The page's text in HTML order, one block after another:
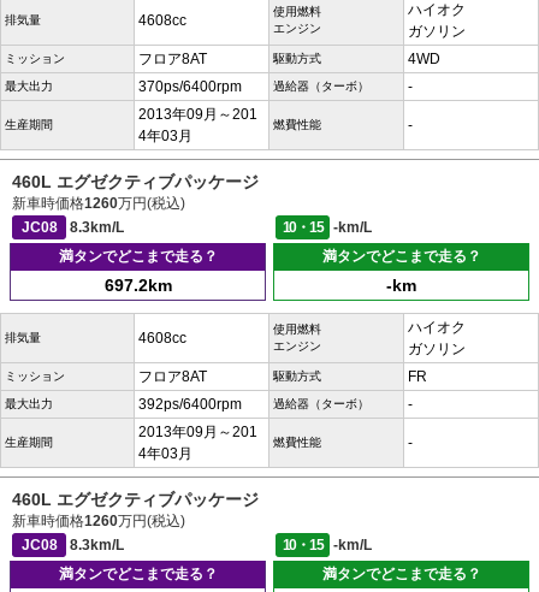
排気量 4608cc
使用燃料
エンジン
ハイオク
ガソリン
ミッション フロア8AT 駆動方式 4WD
最大出力 370ps/6400rpm 過給器（ターボ） -
生産期間
2013年09月～201
4年03月
燃費性能 -
460L エグゼクティブパッケージ
新車時価格1260万円(税込)
JC08
8.3km/L 10・15
-km/L
満タンでどこまで走る？
697.2km
満タンでどこまで走る？
-km
排気量 4608cc
使用燃料
エンジン
ハイオク
ガソリン
ミッション フロア8AT 駆動方式 FR
最大出力 392ps/6400rpm 過給器（ターボ） -
生産期間
2013年09月～201
4年03月
燃費性能 -
460L エグゼクティブパッケージ
新車時価格1260万円(税込)
JC08
8.3km/L 10・15
-km/L
満タンでどこまで走る？
満タンでどこまで走る？